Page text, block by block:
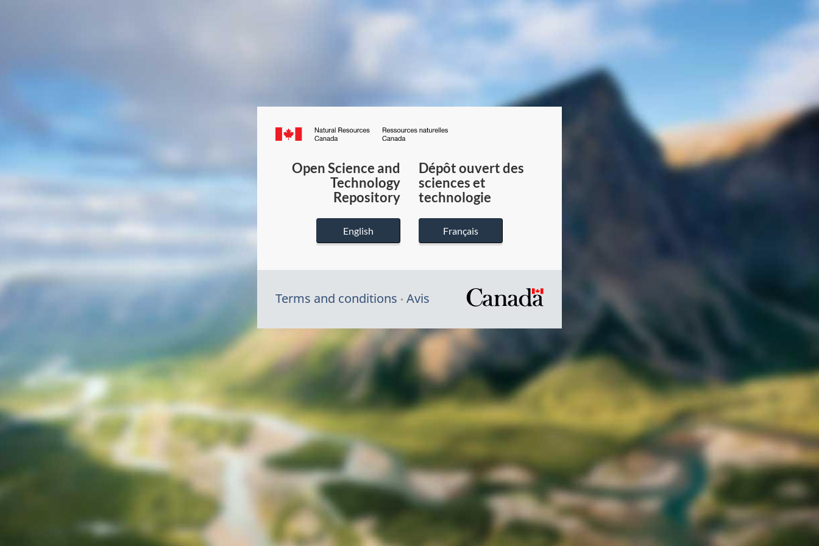
Canada.ca
du
Canada
Open Science and
Technology
Repository
English
Dépôt ouvert des
sciences et
technologie
Français
Terms and conditions Avis
/
gouvernement
du